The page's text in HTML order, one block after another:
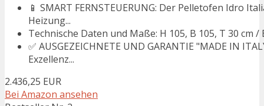
📱 SMART FERNSTEUERUNG: Der Pelletofen Idro
Heizung...
Technische Daten und Maße: H 105, B 105, T 30 cm
✅ AUSGEZEICHNETE UND GARANTIE "MADE IN
Exzellenz...
2.436,25 EUR
Bei Amazon ansehen